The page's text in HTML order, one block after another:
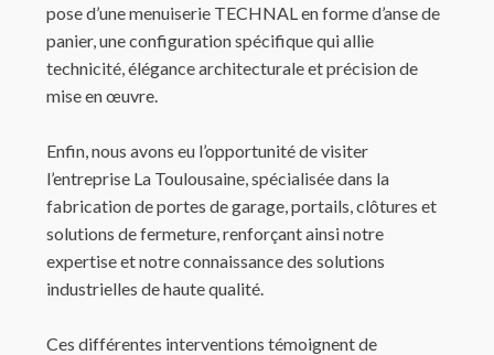
pose d’une menuiserie TECHNAL en forme d’anse de
panier, une configuration spécifique qui allie
technicité, élégance architecturale et précision de
mise en œuvre.
Enfin, nous avons eu l’opportunité de visiter
l’entreprise La Toulousaine, spécialisée dans la
fabrication de portes de garage, portails, clôtures et
solutions de fermeture, renforçant ainsi notre
expertise et notre connaissance des solutions
industrielles de haute qualité.
Ces différentes interventions témoignent de